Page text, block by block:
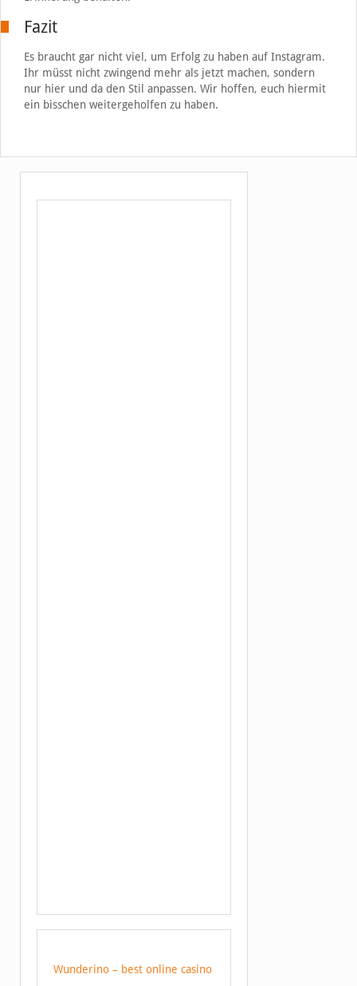
Fazit
Es braucht gar nicht viel, um Erfolg zu haben auf Instagram.
Ihr müsst nicht zwingend mehr als jetzt machen, sondern
nur hier und da den Stil anpassen. Wir hoffen, euch hiermit
ein bisschen weitergeholfen zu haben.
Wunderino – best online casino